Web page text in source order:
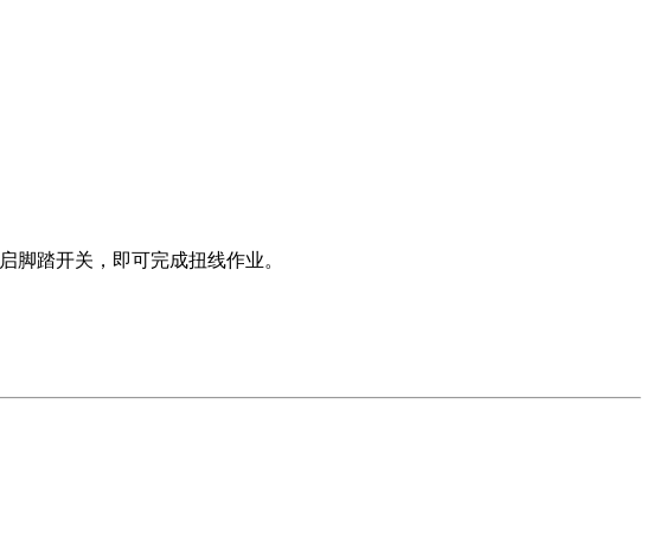
脚踏开关，即可完成扭线作业。